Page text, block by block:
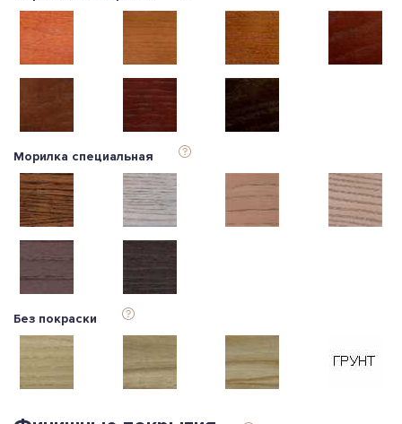
Морилка специальная
Без покраски